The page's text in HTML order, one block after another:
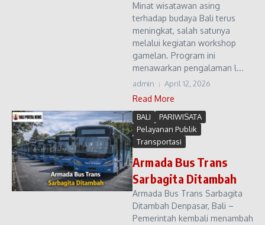
Minat wisatawan asing
terhadap budaya Bali terus
meningkat, salah satunya
melalui kegiatan workshop
gamelan. Program ini
menawarkan pengalaman l...
admin April 12, 2026
Read More
BALI
PARIWISATA
Pelayanan Publik
Transportasi
Armada Bus Trans
Sarbagita Ditambah
Armada Bus Trans Sarbagita
Ditambah Denpasar, Bali –
Pemerintah kembali menambah